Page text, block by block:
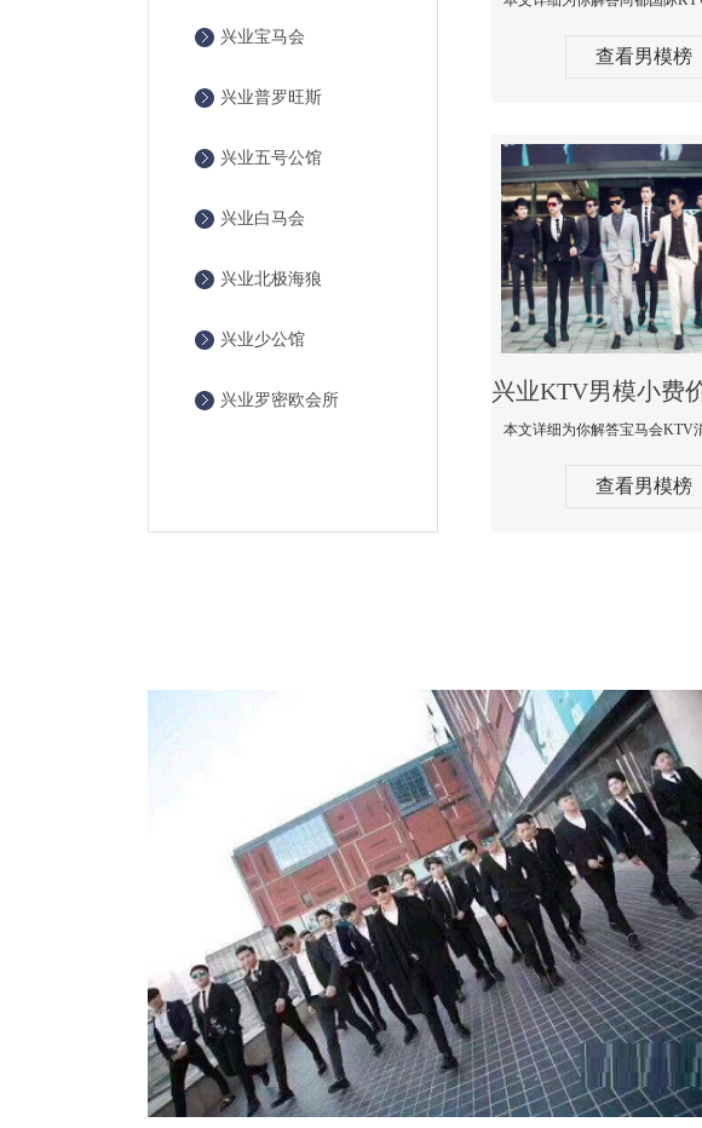
兴业宝马会
兴业普罗旺斯
兴业五号公馆
兴业白马会
兴业北极海狼
兴业少公馆
兴业罗密欧会所
查看男模榜
查看男模榜